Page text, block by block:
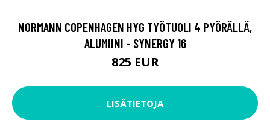
NORMANN COPENHAGEN HYG TYÖTUOLI 4 PYÖRÄLLÄ,
ALUMIINI - SYNERGY 16
825 EUR
LISÄTIETOJA